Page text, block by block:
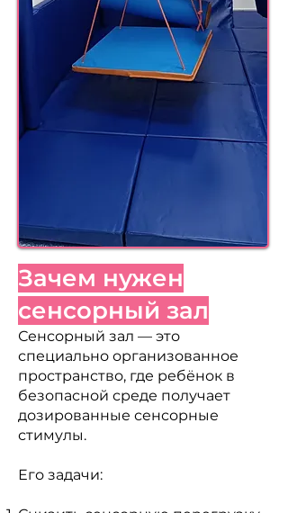
Зачем нужен
сенсорный зал
Сенсорный зал — это
специально организованное
пространство, где ребёнок в
безопасной среде получает
дозированные сенсорные
стимулы.
Его задачи: